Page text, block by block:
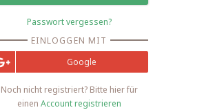
Passwort vergessen?
EINLOGGEN MIT
Google
Noch nicht registriert? Bitte hier für
einen Account registrieren